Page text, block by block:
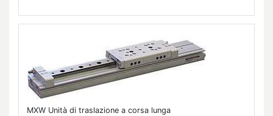
MXW Unità di traslazione a corsa lunga